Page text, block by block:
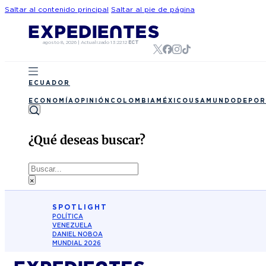
Saltar al contenido principal Saltar al pie de página
agosto 8, 2026 | Actualizado 13:22:12 ECT
ECUADOR
ECONOMÍA OPINIÓN COLOMBIA MÉXICO USA MUNDO
¿Qué deseas buscar?
Buscar
×
SPOTLIGHT
POLÍTICA
VENEZUELA
DANIEL NOBOA
MUNDIAL 2026